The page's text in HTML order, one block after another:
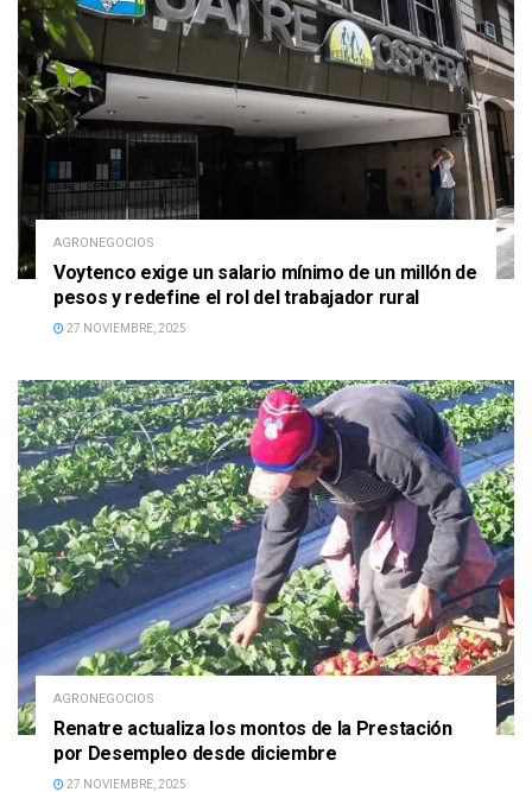
AGRONEGOCIOS
Voytenco exige un salario mínimo de un millón de
pesos y redefine el rol del trabajador rural
27 NOVIEMBRE, 2025
AGRONEGOCIOS
Renatre actualiza los montos de la Prestación
por Desempleo desde diciembre
27 NOVIEMBRE, 2025